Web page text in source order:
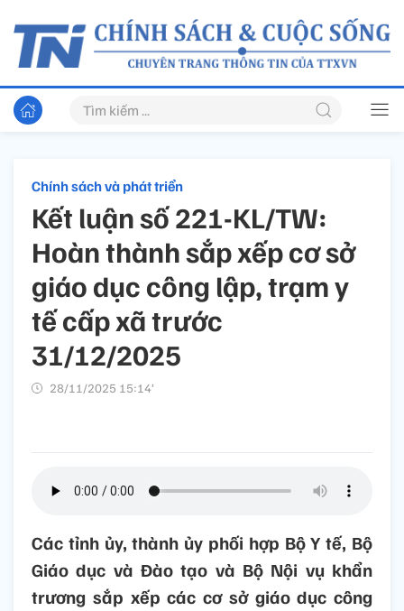
Chính sách và phát triển
Kết luận số 221-KL/TW:
Hoàn thành sắp xếp cơ sở
giáo dục công lập, trạm y
tế cấp xã trước
31/12/2025
28/11/2025 15:14’
Các tỉnh ủy, thành ủy phối hợp Bộ Y tế, Bộ
Giáo dục và Đào tạo và Bộ Nội vụ khẩn
trương sắp xếp các cơ sở giáo dục công